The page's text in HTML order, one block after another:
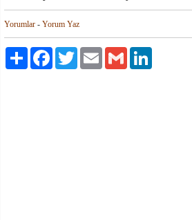
Yorumlar - Yorum Yaz
Paylaş FacebookTwitter Email Gmail